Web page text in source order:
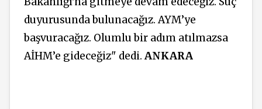
duyurusunda bulunacağız. AYM’ye
başvuracağız. Olumlu bir adım atılmazsa
AİHM’e gideceğiz" dedi. ANKARA